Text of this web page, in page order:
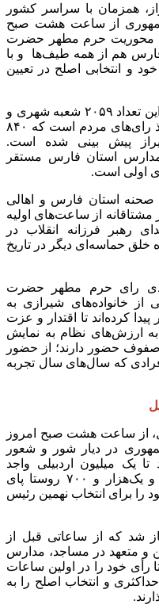
همزمان با سراسر کشور
جمهوری از ساعت هشت صبح
محوریت حرم مطهر حضرت
هم از همه طیف‌ها و با
و انتخابی اصلح در تعیین
سه هزار و ۵۱۷ شعبه اخذ رای که از این تعداد ۲۰۵۹ شعبه شهری و
۱۴۵۸ شعبه روستایی است؛ آماده اخذ رای‌های مردم است که ۸۴۰
پیش بینی شده است.
در مدارس استان فارس مستقر
اولی است.
صحنه استان فارس و اهالی
از ساعت‌های اولیه
رهبر فرزانه انقلاب در
حماسه‌ای دیگر در تاریخ
رای حرم مطهر حضرت
خانواده‌های شیرازی به
کرده‌اند تا اقتدار و عزت
به ارزش‌های نظام به نمایش
حضور دارند؛ از حضور
که سال‌های سال تجربه
از ساعت هشت صبح امروز
در دیار شور و شعور
یک میلیون اردبیلی واجد
شرایط در ۱۲ شهرستان، ۳۱ بخش و یک‌هزار و ۷۰۰ روستا پای
را برای انتخاب نهمین رئیس
شد که از ساعاتی قبل از
و متعهد در مساجد، مدارس
خود را در اولین ساعات
و انتخاب اصلح را به